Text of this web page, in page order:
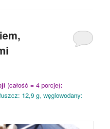
(całość = 4 porcje):
12,9 g, węglowodany: